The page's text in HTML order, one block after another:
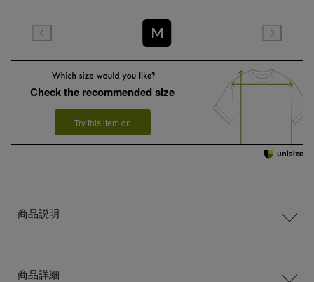
M
Check the recommended size
Try this item on
商品説明
商品詳細